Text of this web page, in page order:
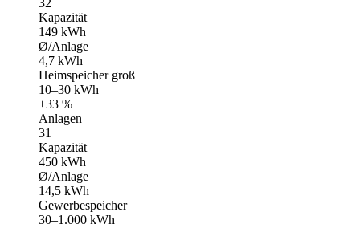
Kapazität
149 kWh
Ø/Anlage
4,7 kWh
Heimspeicher groß
10–30 kWh
+33 %
Anlagen
31
Kapazität
450 kWh
Ø/Anlage
14,5 kWh
Gewerbespeicher
30–1.000 kWh